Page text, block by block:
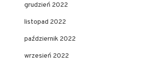
grudzień 2022
listopad 2022
październik 2022
wrzesień 2022